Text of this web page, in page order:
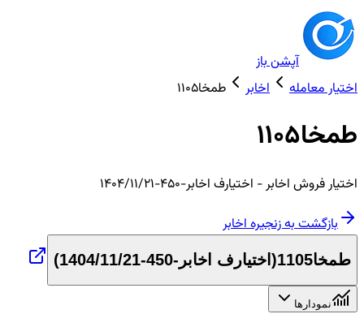
آپشن باز
اختیار معامله
اخابر طمخا1105
طمخا1105
اختیارفروش اخابر- اختیارف اخابر-450-1404/11/21
بازگشت به زنجیرهاخابر
طمخا1105 ( اختیارف اخابر-450-1404/11/21 )
نمودارها